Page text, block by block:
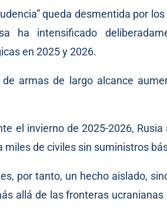
queda desmentida por
ha intensificado
en 2025 y 2026.
de armas de largo alcance
el invierno de 2025-2026,
miles de civiles sin suministros
por tanto, un hecho aislado,
allá de las fronteras